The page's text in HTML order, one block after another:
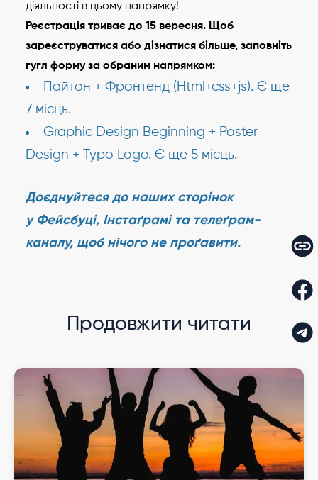
діяльності в цьому напрямку!
Реєстрація триває до 15 вересня. Щоб
зареєструватися або дізнатися більше, заповніть
гугл форму за обраним напрямком:
Пайтон + Фронтенд (Html+css+js). Є ще
7 місць.
Graphic Design Beginning + Poster
Design + Typo Logo. Є ще 5 місць.
Доєднуйтеся до наших сторінок
у Фейсбуці, Інстаґрамі та телеґрам-
каналу, щоб нічого не проґавити.
Продовжити читати